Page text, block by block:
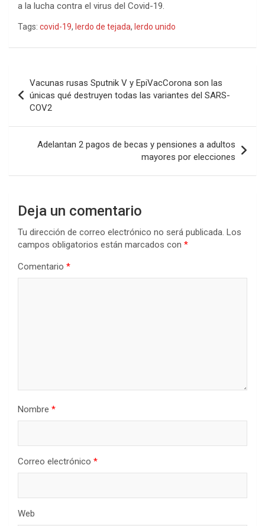
a la lucha contra el virus del Covid-19.
Tags: covid-19, lerdo de tejada, lerdo unido
de
entradas
Vacunas rusas Sputnik V y EpiVacCorona son las
únicas qué destruyen todas las variantes del SARS-
COV2
Adelantan 2 pagos de becas y pensiones a adultos
mayores por elecciones
Deja un comentario
Tu dirección de correo electrónico no será publicada. Los
campos obligatorios están marcados con *
Comentario *
Nombre *
Correo electrónico *
Web